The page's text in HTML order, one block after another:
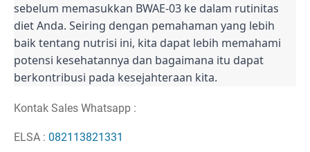
sebelum memasukkan BWAE-03 ke dalam rutinitas
diet Anda. Seiring dengan pemahaman yang lebih
baik tentang nutrisi ini, kita dapat lebih memahami
potensi kesehatannya dan bagaimana itu dapat
berkontribusi pada kesejahteraan kita.
Kontak Sales Whatsapp :
ELSA : 082113821331